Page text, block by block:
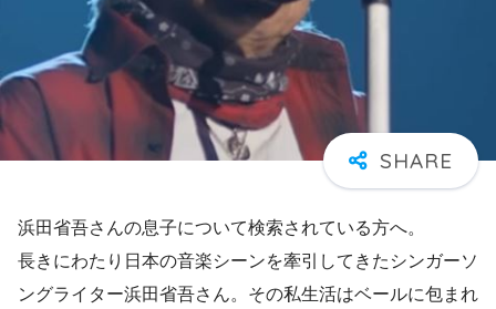
浜田省吾さんの息子について検索されている方へ。
長きにわたり日本の音楽シーンを牽引してきたシンガーソ
ングライター浜田省吾さん。その私生活はベールに包まれ